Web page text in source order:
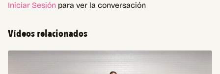
Iniciar Sesión para ver la conversación
Vídeos relacionados